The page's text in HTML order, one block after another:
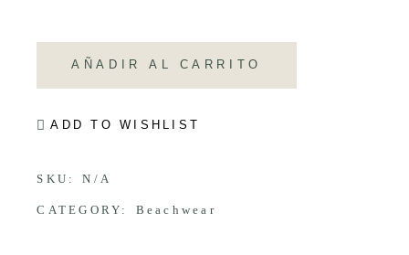
AÑADIR AL CARRITO
ADD TO WISHLIST
SKU: N/A
CATEGORY: Beachwear